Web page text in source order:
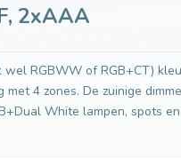
2xAAA
RGBWW of RGB+CT)
4 zones. De zuinige
White lampen, spots